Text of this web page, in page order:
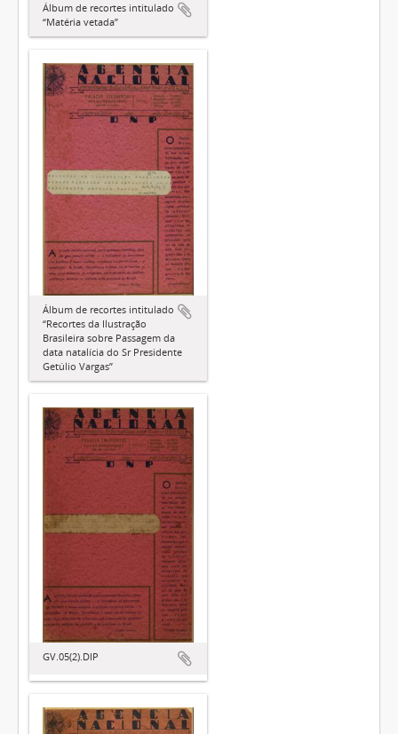
Álbum de recortes intitulado
“Matéria vetada”
Álbum de recortes intitulado
“Recortes da Ilustração
Brasileira sobre Passagem da
data natalícia do Sr Presidente
Getúlio Vargas”
GV.05(2).DIP